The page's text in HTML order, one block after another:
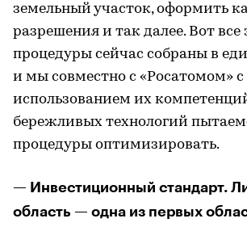
земельный участок, оформить
разрешения и так далее. Вот все
процедуры сейчас собраны в
и мы совместно с «Росатомом» с
использованием их
бережливых технологий
процедуры оптимизировать.
— Инвестиционный стандарт.
область — одна из первых